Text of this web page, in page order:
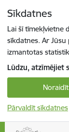
Sīkdatnes
Lai šī tīmekļvietne
sīkdatnes. Ar
izmantotas
Lūdzu, atzīmējiet
Noraidīt
Pārvaldīt sīkdatnes